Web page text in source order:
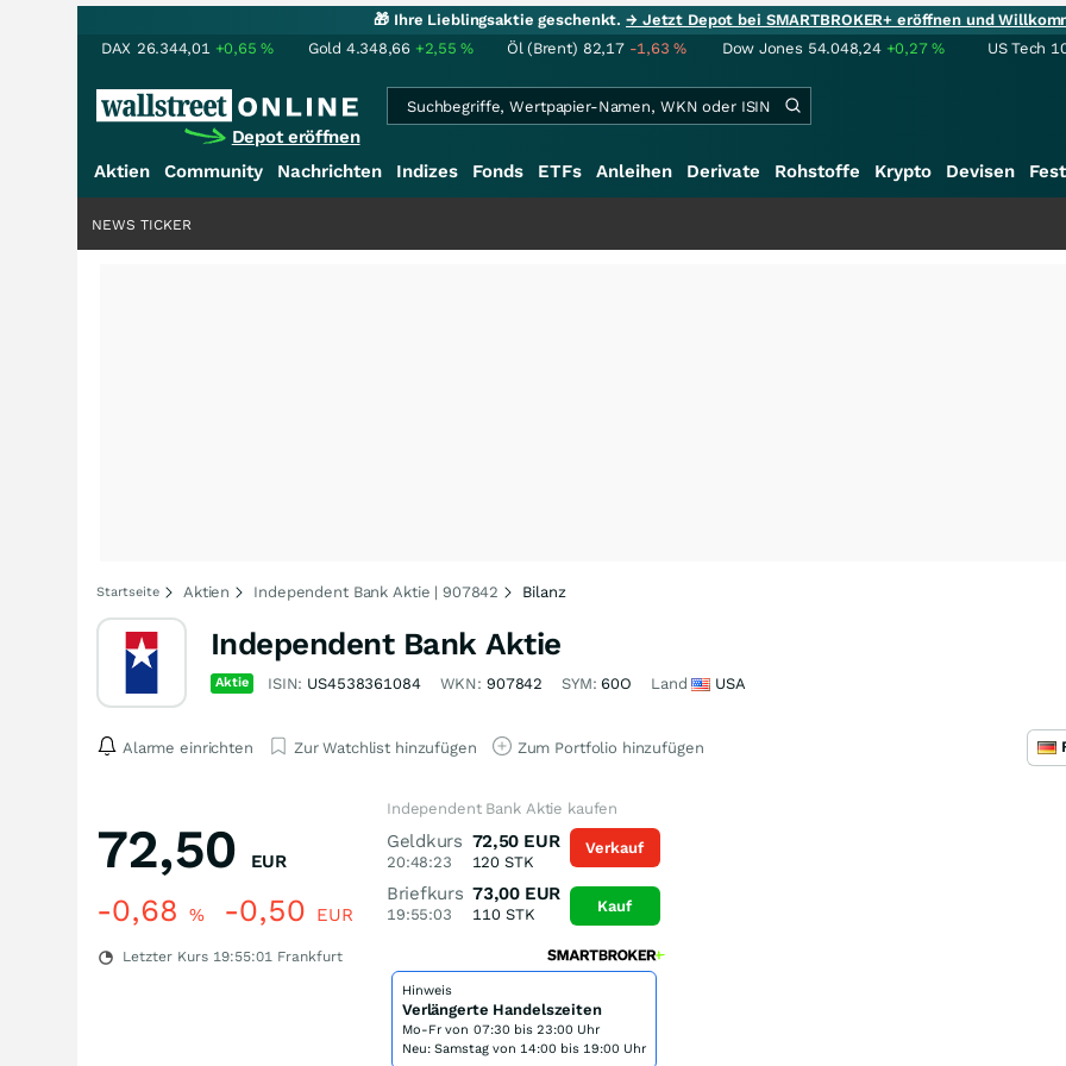
🎁 Ihre Lieblingsaktie geschenkt.→ Jetzt Depot bei SMARTBROKER+ eröffnen und
DAX 26.344,01 +0,65% Gold 4.348,66 +2,55% Öl (Brent) 82,17 -1,63% Dow Jones 54.048,24 +0,27% US Tech
Depot eröffnen
Aktien Community Nachrichten Indizes Fonds ETFs Anleihen Derivate Rohstoffe Krypto Devisen
NEWS TICKER
Startseite Aktien Independent Bank Aktie | 907842 Bilanz
Independent Bank Aktie
Aktie ISIN: US4538361084 WKN: 907842 SYM: 60O Land USA
Alarme einrichten Zur Watchlist hinzufügen Zum Portfolio hinzufügen
72,50 EUR
-0,68 % -0,50 EUR
Letzter Kurs 19:55:01 Frankfurt
Independent Bank Aktie kaufen
Geldkurs
20:48:23
72,50 EUR
120 STK
Briefkurs
19:55:03
73,00 EUR
110STK
Verkauf
Kauf
Hinweis
Verlängerte Handelszeiten
Mo-Fr von 07:30 bis 23:00 Uhr
Neu: Samstag von 14:00 bis 19:00 Uhr